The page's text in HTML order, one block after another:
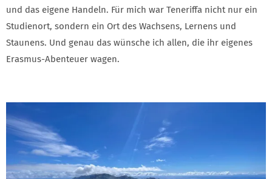
und das eigene Handeln. Für mich war Teneriffa nicht nur ein
Studienort, sondern ein Ort des Wachsens, Lernens und
Staunens. Und genau das wünsche ich allen, die ihr eigenes
Erasmus-Abenteuer wagen.